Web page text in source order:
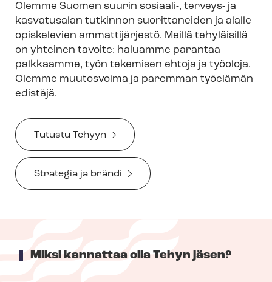
Olemme Suomen suurin sosiaali-, terveys- ja
kasvatusalan tutkinnon suorittaneiden ja alalle
opiskelevien ammattijärjestö. Meillä tehyläisillä
on yhteinen tavoite: haluamme parantaa
palkkaamme, työn tekemisen ehtoja ja työoloja.
Olemme muutosvoima ja paremman työelämän
edistäjä.
Tutustu Tehyyn
Strategia ja brändi
Miksi kannattaa olla Tehyn jäsen?